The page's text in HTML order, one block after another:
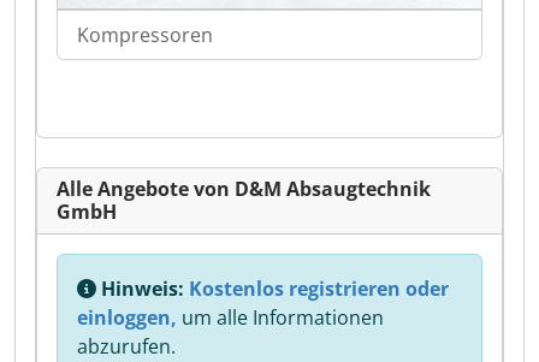
Kompressoren
Alle Angebote von D&M Absaugtechnik
GmbH
Hinweis: Kostenlos registrieren oder
einloggen, um alle Informationen
abzurufen.